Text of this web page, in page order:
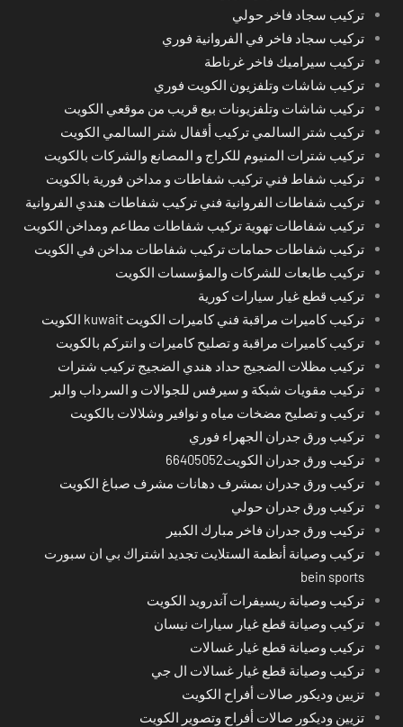
تركيب سجاد فاخر حولي
تركيب سجاد فاخر في الفروانية فوري
تركيب سيراميك فاخر غرناطة
تركيب شاشات وتلفزيون الكويت فوري
تركيب شاشات وتلفزيونات بيع قريب من موقعي الكويت
تركيب شتر السالمي تركيب أقفال شتر السالمي الكويت
تركيب شترات المنيوم للكراج و المصانع والشركات بالكويت
تركيب شفاط فني تركيب شفاطات و مداخن فورية بالكويت
تركيب شفاطات الفروانية فني تركيب شفاطات هندي الفروانية
تركيب شفاطات تهوية تركيب شفاطات مطاعم ومداخن الكويت
تركيب شفاطات حمامات تركيب شفاطات مداخن في الكويت
تركيب طابعات للشركات والمؤسسات الكويت
تركيب قطع غيار سيارات كورية
تركيب كاميرات مراقبة فني كاميرات الكويت kuwait الكويت
تركيب كاميرات مراقبة و تصليح كاميرات و انتركم بالكويت
تركيب مظلات الضجيج حداد هندي الضجيج تركيب شترات
تركيب مقويات شبكة و سيرفس للجوالات و السرداب والبر
تركيب و تصليح مضخات مياه و نوافير وشلالات بالكويت
تركيب ورق جدران الجهراء فوري
تركيب ورق جدران الكويت66405052
تركيب ورق جدران بمشرف دهانات مشرف صباغ الكويت
تركيب ورق جدران حولي
تركيب ورق جدران فاخر مبارك الكبير
تركيب وصيانة أنظمة الستلايت تجديد اشتراك بي ان سبورت
bein sports
تركيب وصيانة ريسيفرات آندرويد الكويت
تركيب وصيانة قطع غيار سيارات نيسان
تركيب وصيانة قطع غيار غسالات
تركيب وصيانة قطع غيار غسالات ال جي
تزيين وديكور صالات أفراح الكويت
تزيين وديكور صالات أفراح وتصوير الكويت